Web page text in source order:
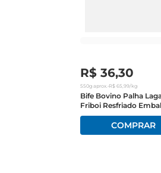
aproveite por mais tempo.
Versatilidade na cozinha
Este jerked beef é
ser utilizado de diversas
R$ 36,30
550gaprox. •R$ 65,99/kg
Bife Bovino Palha
Friboi Resfriado
Econômica